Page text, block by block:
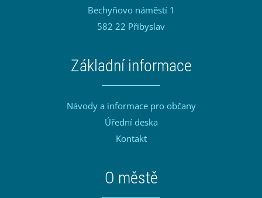
Bechyňovo náměstí 1
582 22 Přibyslav
Základní informace
Návody a informace pro občany
Úřední deska
Kontakt
O městě